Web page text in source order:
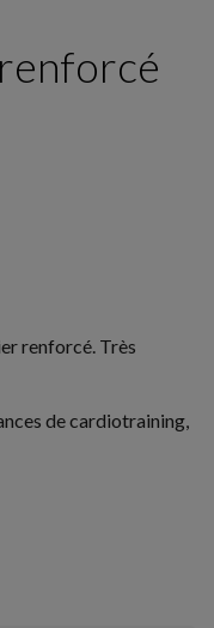
renforcé. Très
de cardiotraining,